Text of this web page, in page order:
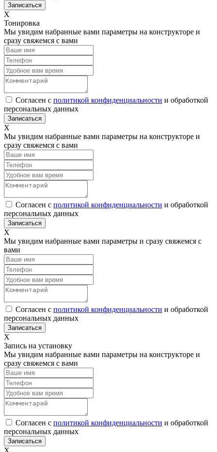
Х
Тонировка
Мы увидим набранные вами параметры на конструкторе и
сразу свяжемся с вами
Согласен с политикой конфиденциальности и обработкой
персональных данных
Х
Мы увидим набранные вами параметры на конструкторе и
сразу свяжемся с вами
Согласен с политикой конфиденциальности и обработкой
персональных данных
Х
Мы увидим набранные вами параметры и сразу свяжемся с
вами
Согласен с политикой конфиденциальности и обработкой
персональных данных
Х
Запись на установку
Мы увидим набранные вами параметры на конструкторе и
сразу свяжемся с вами
Согласен с политикой конфиденциальности и обработкой
персональных данных
Х